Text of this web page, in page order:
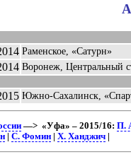
Раменское, «Сатурн»
Воронеж, Центральный
Южно-Сахалинск,
—> «Уфа» – 2015/16: П.
| С. Фомин| Х. Ханджич|